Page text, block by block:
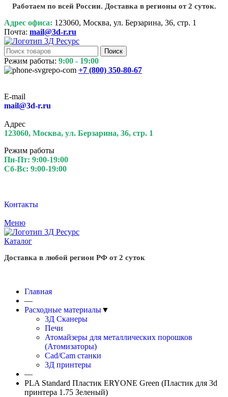
Работаем по всей России. Доставка в регионы от 2 суток.
Адрес офиса: 123060, Москва, ул. Берзарина, 36, стр. 1
Почта: mail@3d-r.ru
Поиск
Режим работы: 9:00 - 19:00
+7 (800) 350-80-67
E-mail
mail@3d-r.ru
Адрес
123060, Москва, ул. Берзарина, 36, стр. 1
Режим работы
Пн-Пт: 9:00-19:00
Сб-Вс: 9:00-19:00
Контакты
Меню
Каталог
Доставка в любой регион РФ от 2 суток
Главная
—
Расходные материалы▼
3Д Сканеры
Печи
Атомайзеры для металлических порошков
(Атомизаторы)
Cad/Cam станки
3Д принтеры
—
PLA Standard Пластик ERYONE Green (Пластик для 3d
принтера 1.75 Зеленый)